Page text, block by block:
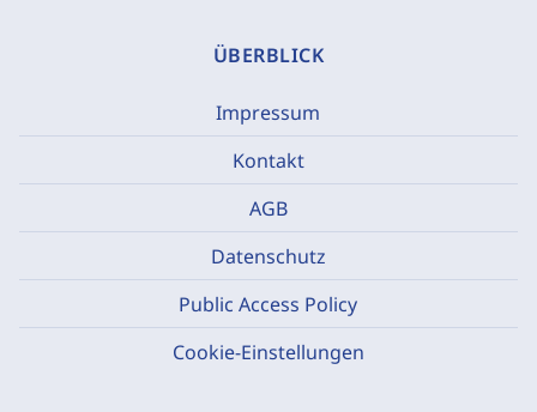
ÜBERBLICK
Impressum
Kontakt
AGB
Datenschutz
Public Access Policy
Cookie-Einstellungen